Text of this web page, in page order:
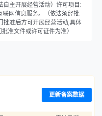
自主开展经营活动）许可项目:
联网信息服务。（依法须经批
批准后方可开展经营活动,具体
准文件或许可证件为准）
更新备案数据